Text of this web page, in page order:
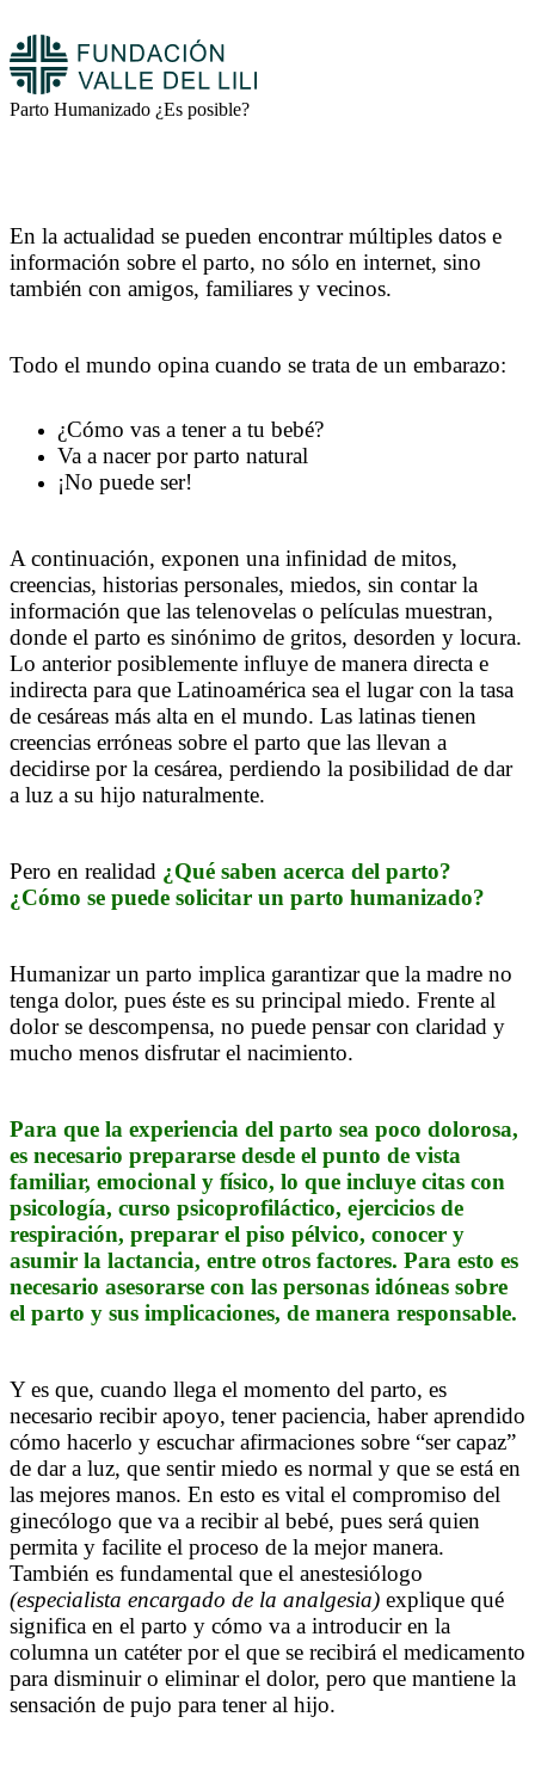
Parto Humanizado ¿Es posible?
En la actualidad se pueden encontrar múltiples datos e
información sobre el parto, no sólo en internet, sino
también con amigos, familiares y vecinos.
Todo el mundo opina cuando se trata de un embarazo:
¿Cómo vas a tener a tu bebé?
Va a nacer por parto natural
¡No puede ser!
A continuación, exponen una infinidad de mitos,
creencias, historias personales, miedos, sin contar la
información que las telenovelas o películas muestran,
donde el parto es sinónimo de gritos, desorden y locura.
Lo anterior posiblemente influye de manera directa e
indirecta para que Latinoamérica sea el lugar con la tasa
de cesáreas más alta en el mundo. Las latinas tienen
creencias erróneas sobre el parto que las llevan a
decidirse por la cesárea, perdiendo la posibilidad de dar
a luz a su hijo naturalmente.
Pero en realidad ¿Qué saben acerca del parto?
¿Cómo se puede solicitar un parto humanizado?
Humanizar un parto implica garantizar que la madre no
tenga dolor, pues éste es su principal miedo. Frente al
dolor se descompensa, no puede pensar con claridad y
mucho menos disfrutar el nacimiento.
Para que la experiencia del parto sea poco dolorosa,
es necesario prepararse desde el punto de vista
familiar, emocional y físico, lo que incluye citas con
psicología, curso psicoprofiláctico, ejercicios de
respiración, preparar el piso pélvico, conocer y
asumir la lactancia, entre otros factores. Para esto es
necesario asesorarse con las personas idóneas sobre
el parto y sus implicaciones, de manera responsable.
Y es que, cuando llega el momento del parto, es
necesario recibir apoyo, tener paciencia, haber aprendido
cómo hacerlo y escuchar afirmaciones sobre “ser capaz”
de dar a luz, que sentir miedo es normal y que se está en
las mejores manos. En esto es vital el compromiso del
ginecólogo que va a recibir al bebé, pues será quien
permita y facilite el proceso de la mejor manera.
También es fundamental que el anestesiólogo
(especialista encargado de la analgesia) explique qué
significa en el parto y cómo va a introducir en la
columna un catéter por el que se recibirá el medicamento
para disminuir o eliminar el dolor, pero que mantiene la
sensación de pujo para tener al hijo.